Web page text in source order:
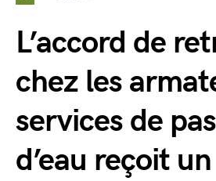
L’accord de
chez les
services de
d’eau reçoit